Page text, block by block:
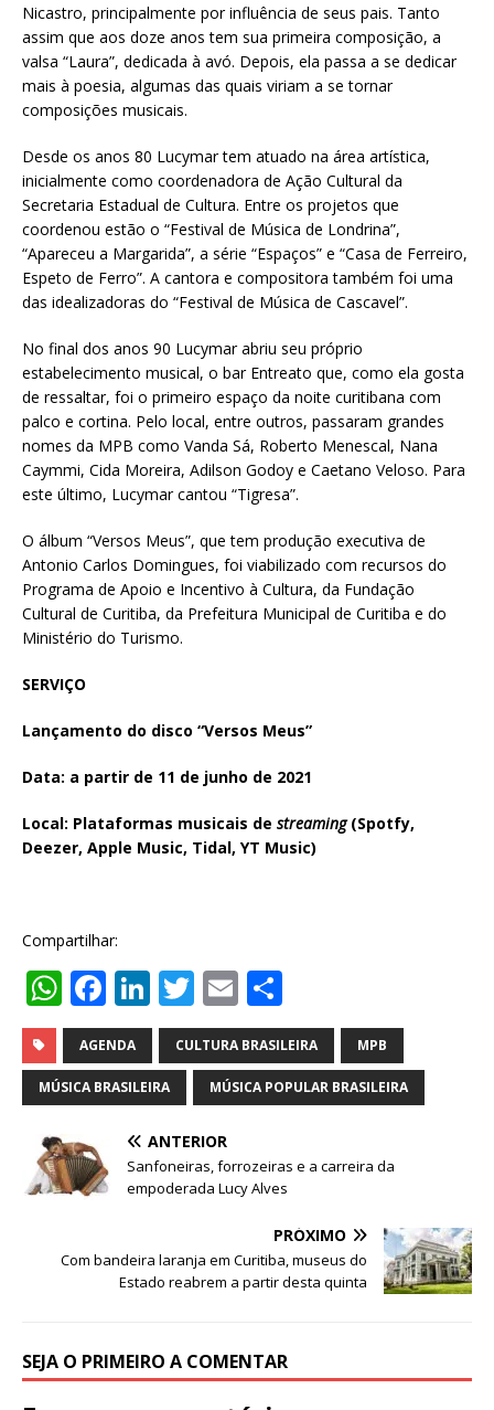
Nicastro, principalmente por influência de seus pais. Tanto
assim que aos doze anos tem sua primeira composição, a
valsa “Laura”, dedicada à avó. Depois, ela passa a se dedicar
mais à poesia, algumas das quais viriam a se tornar
composições musicais.
Desde os anos 80 Lucymar tem atuado na área artística,
inicialmente como coordenadora de Ação Cultural da
Secretaria Estadual de Cultura. Entre os projetos que
coordenou estão o “Festival de Música de Londrina”,
“Apareceu a Margarida”, a série “Espaços” e “Casa de Ferreiro,
Espeto de Ferro”. A cantora e compositora também foi uma
das idealizadoras do “Festival de Música de Cascavel”.
No final dos anos 90 Lucymar abriu seu próprio
estabelecimento musical, o bar Entreato que, como ela gosta
de ressaltar, foi o primeiro espaço da noite curitibana com
palco e cortina. Pelo local, entre outros, passaram grandes
nomes da MPB como Vanda Sá, Roberto Menescal, Nana
Caymmi, Cida Moreira, Adilson Godoy e Caetano Veloso. Para
este último, Lucymar cantou “Tigresa”.
O álbum “Versos Meus”, que tem produção executiva de
Antonio Carlos Domingues, foi viabilizado com recursos do
Programa de Apoio e Incentivo à Cultura, da Fundação
Cultural de Curitiba, da Prefeitura Municipal de Curitiba e do
Ministério do Turismo.
SERVIÇO
Lançamento do disco “Versos Meus”
Data: a partir de 11 de junho de 2021
Local: Plataformas musicais de streaming(Spotfy,
Deezer, Apple Music, Tidal, YT Music)
Compartilhar:
W
h
at
s
A
p
p
F
a
c
e
o
o
Li
n
k
e
dI
n
T
w
it
te
r
E
m
ai
l
h
ar
e
AGENDA CULTURA BRASILEIRA MPB
MÚSICA BRASILEIRA MÚSICA POPULAR BRASILEIRA
ANTERIOR
Sanfoneiras, forrozeiras e a carreira da
empoderada Lucy Alves
PRÓXIMO
Com bandeira laranja em Curitiba, museus do
Estado reabrem a partir desta quinta
SEJA O PRIMEIRO A COMENTAR